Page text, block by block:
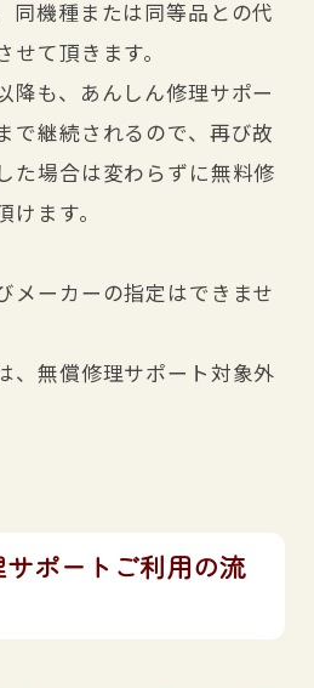
同機種または同等品との代
て頂きます。
降も、あんしん修理サポー
で継続されるので、再び故
た場合は変わらずに無料修
ます。
メーカーの指定はできませ
、無償修理サポート対象外
ポートご利用の流